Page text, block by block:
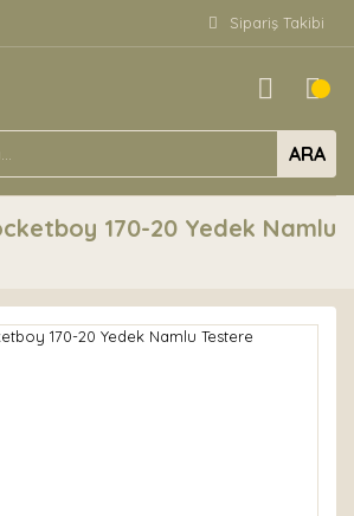
Sipariş Takibi
ARA
170-20 Yedek Namlu